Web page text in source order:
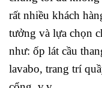
rất nhiều khách
tưởng và lựa chọn
như: ốp lát cầu
lavabo, trang trí